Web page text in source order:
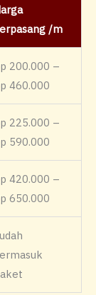
/m
200.000 –
460.000
225.000 –
590.000
420.000 –
650.000